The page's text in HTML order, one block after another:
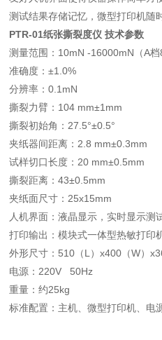
测试结果存储记忆，微型打印机随
PTR-01纸张撕裂度仪 技术参数
测量范围：10mN -16000mN（A档
准确度：±1.0%
分辨率：0.1mN
撕裂力臂：104 mm±1mm
撕裂初始角：27.5°±0.5°
夹纸器间距离：2.8 mm±0.3mm
试样切口长度：20 mm±0.5mm
撕裂距离：43±0.5mm
夹纸面尺寸：25x15mm
人机界面：液晶显示，实时显示测
打印输出：模块式一体型热敏打印
外形尺寸：510（L）x400（W）
电源：220V 50Hz
重量：约25kg
标准配置：主机、微型打印机、电